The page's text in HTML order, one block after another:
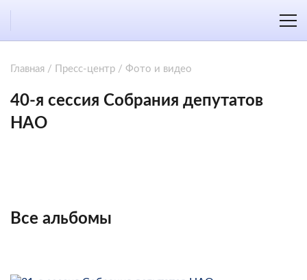
Главная / Пресс-центр / Фото и видео
40-я сессия Собрания депутатов
НАО
Все альбомы